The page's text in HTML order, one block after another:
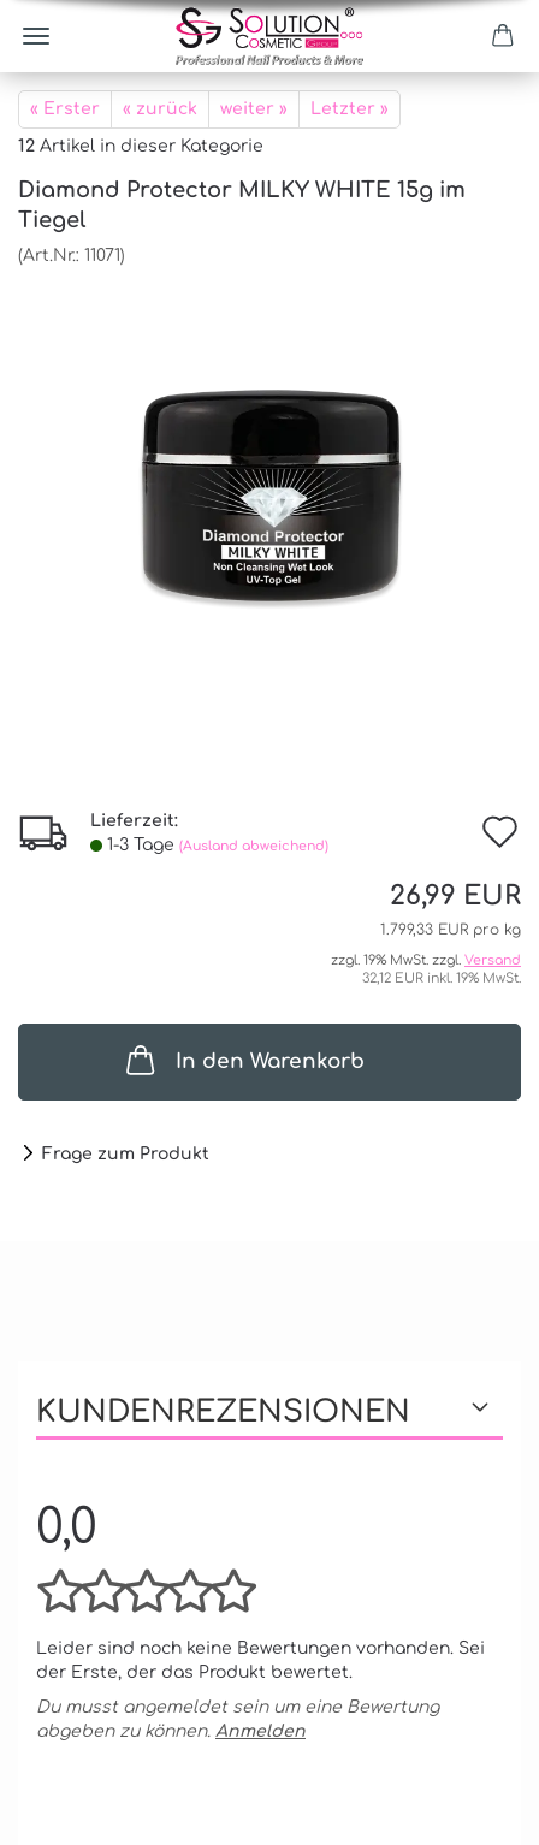
« Erster « zurück weiter » Letzter »
12 Artikel in dieser Kategorie
Diamond Protector MILKY WHITE 15g im
Tiegel
(Art.Nr.: 11071)
Lieferzeit:
1-3 Tage (Ausland abweichend)
26,99 EUR
1.799,33 EUR pro kg
zzgl. 19% MwSt. zzgl. Versand
32,12 EUR inkl. 19% MwSt.
In den Warenkorb
Frage zum Produkt
KUNDENREZENSIONEN
0,0
Leider sind noch keine Bewertungen vorhanden. Sei
der Erste, der das Produkt bewertet.
Du musst angemeldet sein um eine Bewertung
abgeben zu können. Anmelden